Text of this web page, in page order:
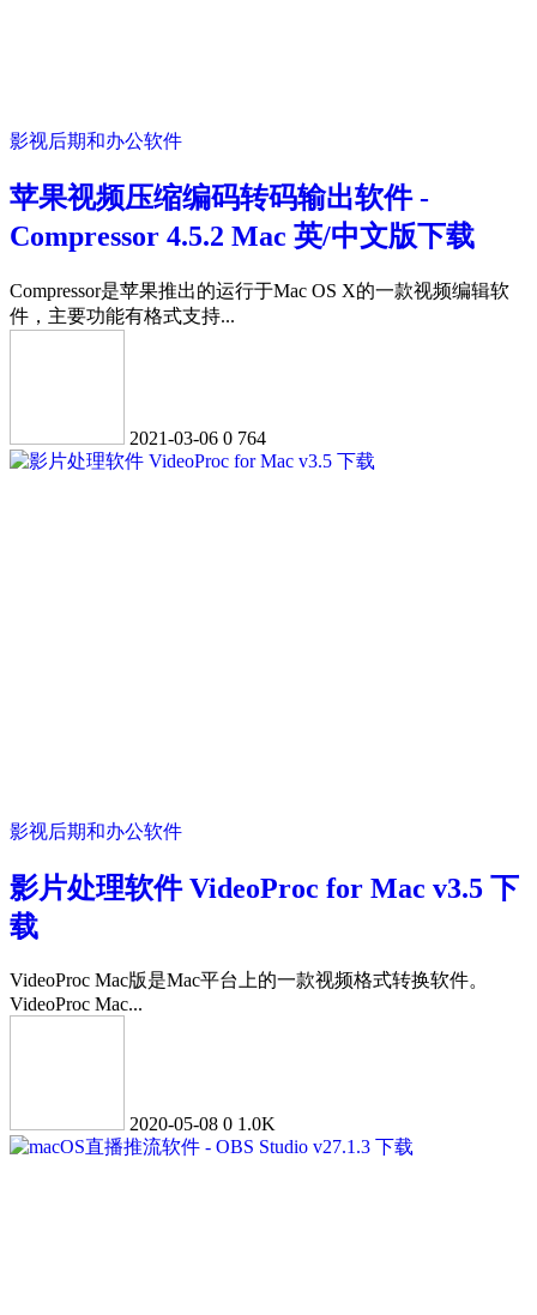
影视后期和办公软件
苹果视频压缩编码转码输出软件 -
Compressor 4.5.2 Mac 英/中文版下载
Compressor是苹果推出的运行于Mac OS X的一款视频编辑软
件，主要功能有格式支持...
2021-03-06 0 764
影视后期和办公软件
影片处理软件 VideoProc for Mac v3.5 下
载
VideoProc Mac版是Mac平台上的一款视频格式转换软件。
VideoProc Mac...
2020-05-08 0 1.0K